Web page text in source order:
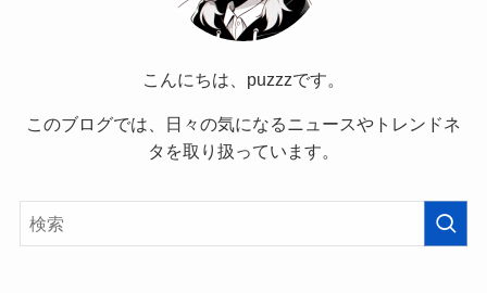
こんにちは、puzzzです。
このブログでは、日々の気になるニュースやトレンドネ
タを取り扱っています。